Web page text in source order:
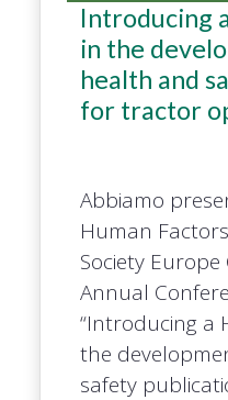
Introducing
in the
health and
for tractor
Abbiamo
Human
Society
Annual
“Introducing a
the
safety